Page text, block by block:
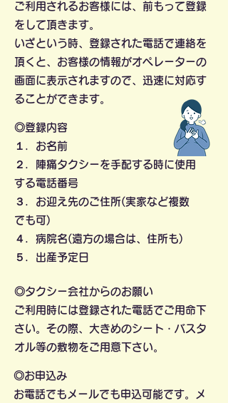
ご利用されるお客様には、前もって登録
をして頂きます。
いざという時、登録された電話で連絡を
頂くと、お客様の情報がオペレーターの
画面に表示されますので、迅速に対応す
ることができます。
◎登録内容
１．お名前
２．陣痛タクシーを手配する時に使用
する電話番号
３．お迎え先のご住所(実家など複数
でも可)
４．病院名(遠方の場合は、住所も)
５．出産予定日
◎タクシー会社からのお願い
ご利用時には登録された電話でご用命下
さい。その際、大きめのシート・バスタ
オル等の敷物をご用意下さい。
◎お申込み
お電話でもメールでも申込可能です。メ